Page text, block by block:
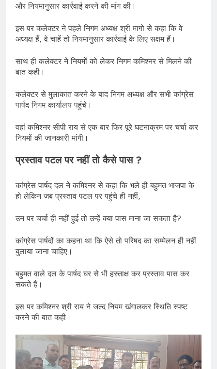
और नियमानुसार कार्रवाई करने की मांग की।
इस पर कलेक्टर ने पहले निगम अध्यक्ष श्री मागो से कहा कि वे
अध्यक्ष हैं, वे चाहें तो नियमानुसार कार्रवाई के लिए सक्षम हैं।
साथ ही कलेक्टर ने नियमों को लेकर निगम कमिश्नर से मिलने की
बात कही।
कलेक्टर से मुलाकात करने के बाद निगम अध्यक्ष और सभी कांग्रेस
पार्षद निगम कार्यालय पहुंचे।
वहां कमिश्नर सीपी राय से एक बार फिर पूरे घटनाक्रम पर चर्चा कर
नियमों की जानकारी मांगी।
प्रस्ताव पटल पर नहीं तो कैसे पास ?
कांग्रेस पार्षद दल ने कमिश्नर से कहा कि भले ही बहुमत भाजपा के
हो लेकिन जब प्रस्ताव पटल पर पहुंचे ही नहीं,
उन पर चर्चा ही नहीं हुई तो उन्हें क्या पास माना जा सकता है?
कांग्रेस पार्षदों का कहना था कि ऐसे तो परिषद का सम्मेलन ही नहीं
बुलाया जाना चाहिए।
बहुमत वाले दल के पार्षद घर से भी हस्ताक्ष कर प्रस्ताव पास कर
सकते हैं।
इस पर कमिश्नर श्री राय ने जल्द नियम खंगालकर स्थिति स्पष्ट
करने की बात कही।